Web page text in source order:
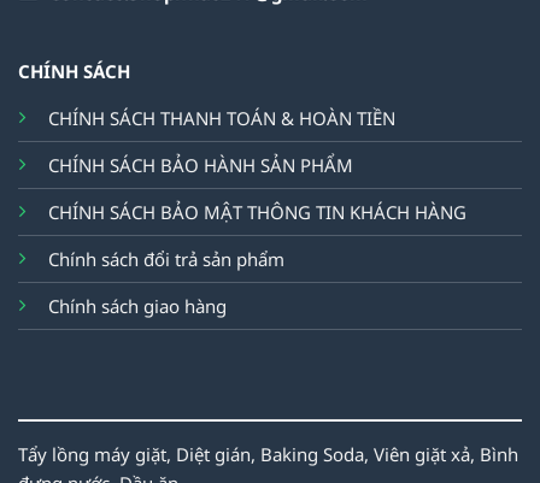
CHÍNH SÁCH
CHÍNH SÁCH THANH TOÁN & HOÀN TIỀN
CHÍNH SÁCH BẢO HÀNH SẢN PHẨM
CHÍNH SÁCH BẢO MẬT THÔNG TIN KHÁCH HÀNG
Chính sách đổi trả sản phẩm
Chính sách giao hàng
Tẩy lồng máy giặt, Diệt gián, Baking Soda, Viên giặt xả, Bình